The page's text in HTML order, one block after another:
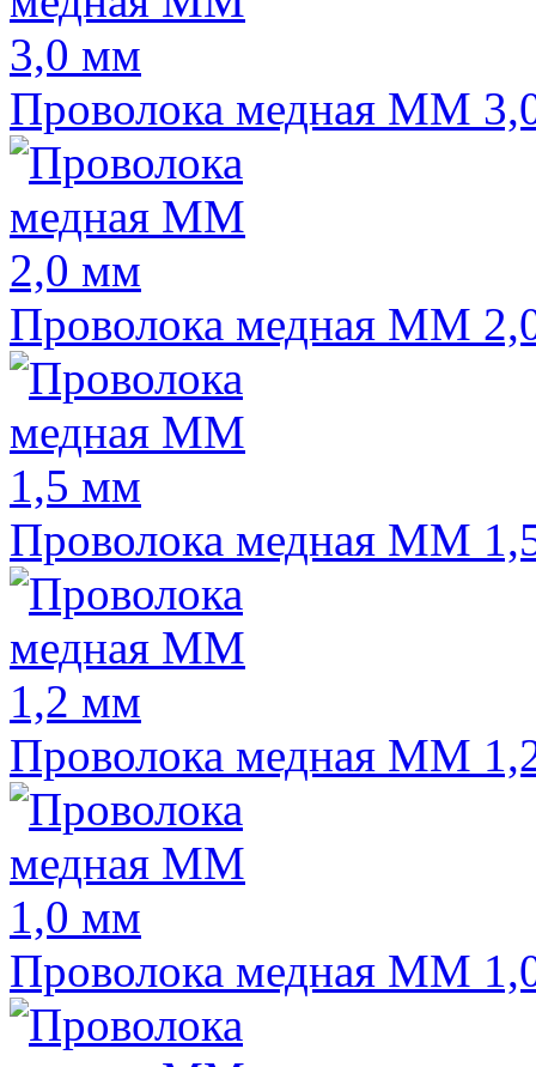
Проволока медная ММ
Проволока медная ММ
Проволока медная ММ
Проволока медная ММ
Проволока медная ММ